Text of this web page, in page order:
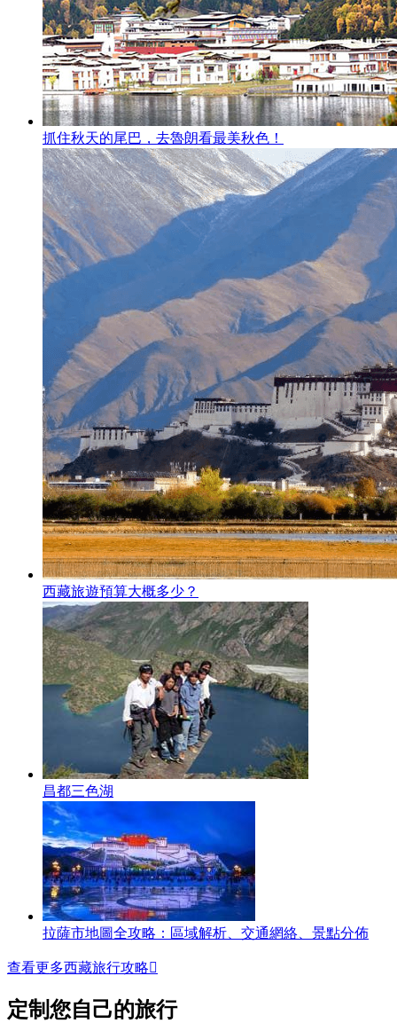
抓住秋天的尾巴，去魯朗看最美秋色！
西藏旅遊預算大概多少？
昌都三色湖
拉薩市地圖全攻略：區域解析、交通網絡、景點分佈
查看更多西藏旅行攻略
定制您自己的旅行